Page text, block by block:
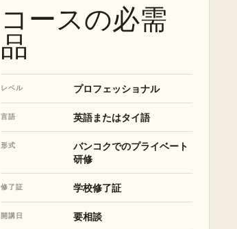
コースの必需
品
レベル プロフェッショナル
言語 英語またはタイ語
形式
バンコクでのプライベート
研修
修了証 学校修了証
開講日 要相談